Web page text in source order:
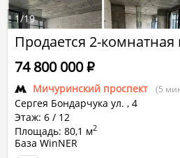
Продается 2-комнатная
Мичуринский проспект (5
Сергея Бондарчука ул. , 4
Этаж: 6 / 12
Площадь: 80,1 м2
74 800 000Р
База WinNER
1/19